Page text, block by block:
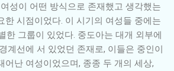
성이 어떤 방식으로 존재했고 생각했는
한 시점이었다. 이 시기의 여성들 중에는
한 그룹이 있었다. 중도아는 대개 외부에
계선에 서 있었던 존재로, 이들은 중인이
어난 여성이었으며, 종종 두 개의 세상,